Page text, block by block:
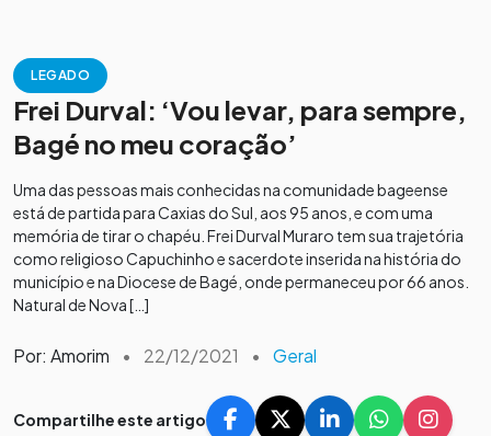
LEGADO
Frei Durval: ‘Vou levar, para sempre,
Bagé no meu coração’
Uma das pessoas mais conhecidas na comunidade bageense
está de partida para Caxias do Sul, aos 95 anos, e com uma
memória de tirar o chapéu. Frei Durval Muraro tem sua trajetória
como religioso Capuchinho e sacerdote inserida na história do
município e na Diocese de Bagé, onde permaneceu por 66 anos.
Natural de Nova […]
Por: Amorim • 22/12/2021 • Geral
Compartilhe este artigo